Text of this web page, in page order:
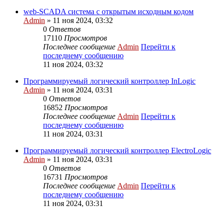
web-SCADA система с открытым исходным кодом
Admin » 11 ноя 2024, 03:32
0 Ответов
17110 Просмотров
Последнее сообщение Admin Перейти к
последнему сообщению
11 ноя 2024, 03:32
Программируемый логический контроллер InLogic
Admin » 11 ноя 2024, 03:31
0 Ответов
16852 Просмотров
Последнее сообщение Admin Перейти к
последнему сообщению
11 ноя 2024, 03:31
Программируемый логический контроллер ElectroLogic
Admin » 11 ноя 2024, 03:31
0 Ответов
16731 Просмотров
Последнее сообщение Admin Перейти к
последнему сообщению
11 ноя 2024, 03:31